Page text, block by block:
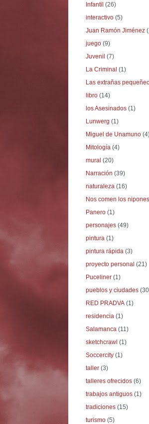
Infantil (26)
interactivo (5)
Juan Ramón Jiménez
juego (9)
Juvenil (7)
La Criminal (1)
Las extrañas
libro (14)
los Asesinados (1)
Lunwerg (1)
Miguel de Unamuno
Mitología (4)
mural (20)
Narración (39)
naturaleza (16)
Nos comen los nipones
Panero (1)
personajes (49)
pintura (1)
pintura rápida (3)
proyecto personal (21)
Puceliner (1)
pueblos y ciudades
RED PRADVA (1)
residencia (1)
Salamanca (11)
sketchcrawl (1)
Soccercity (1)
taller (3)
talleres ofrecidos (6)
trabajos antiguos (1)
tradiciones (15)
turismo (5)